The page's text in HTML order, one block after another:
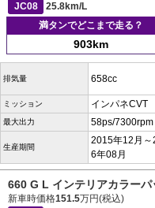
JC08
25.8km/L
満タンでどこまで走る？
903km
排気量 658cc
ミッション インパネCVT
最大出力 58ps/7300rpm
生産期間
2015年12月～
6年08月
660 G L インテリアカラーパ
新車時価格151.5万円(税込)